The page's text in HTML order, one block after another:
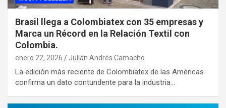
Brasil llega a Colombiatex con 35 empresas y
Marca un Récord en la Relación Textil con
Colombia.
enero 22, 2026 Julián Andrés Camacho
La edición más reciente de Colombiatex de las Américas
confirma un dato contundente para la industria…